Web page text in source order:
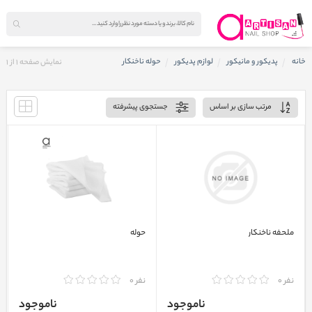
خانه پدیکور و مانیکور لوازم پدیکور حوله ناخنکار نمایش صفحه 1از1
مرتب سازی بر اساس جستجوی پیشرفته
ملحفه ناخنکار
نفر 0
ناموجود
حوله
نفر 0
ناموجود